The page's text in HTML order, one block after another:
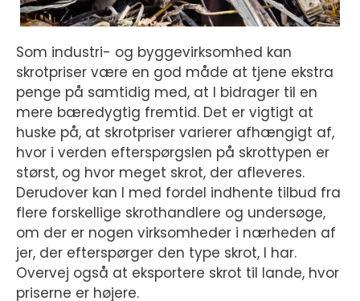
Som industri- og byggevirksomhed kan
skrotpriser være en god måde at tjene ekstra
penge på samtidig med, at I bidrager til en
mere bæredygtig fremtid. Det er vigtigt at
huske på, at skrotpriser varierer afhængigt af,
hvor i verden efterspørgslen på skrottypen er
størst, og hvor meget skrot, der afleveres.
Derudover kan I med fordel indhente tilbud fra
flere forskellige skrothandlere og undersøge,
om der er nogen virksomheder i nærheden af
jer, der efterspørger den type skrot, I har.
Overvej også at eksportere skrot til lande, hvor
priserne er højere.